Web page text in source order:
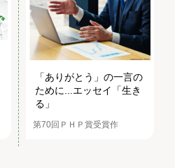
「ありがとう」の一言の
ために...エッセイ「生き
る」
第70回ＰＨＰ賞受賞作